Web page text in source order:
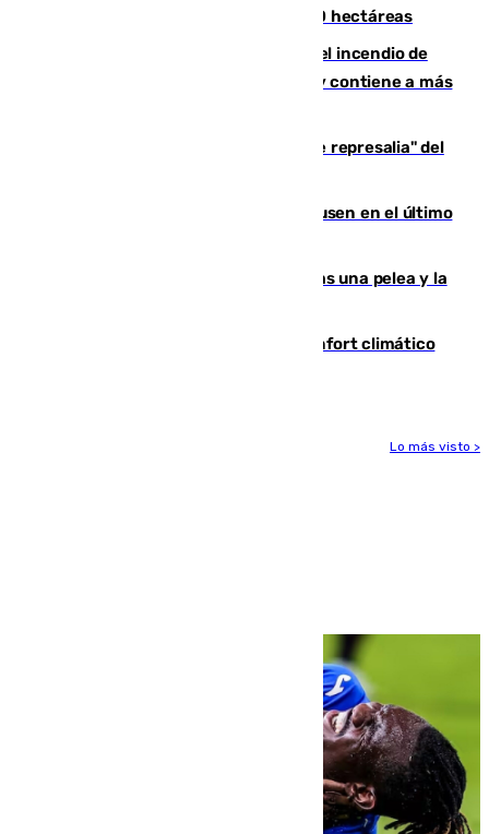
incendio de Niebla, que supera las 4.000 hectáreas
340 personas más desalojadas por el incendio de
Niebla, que mantiene a 410 evacuadas y contiene a más
Italia responde ante las "medidas de represalia" del
El Sevilla se desinfla ante el Leverkusen en el último
Tensión en la prisión de Alhaurín tras una pelea y la
Málaga contabiliza 148 zonas de confort climático
Lo más visto >